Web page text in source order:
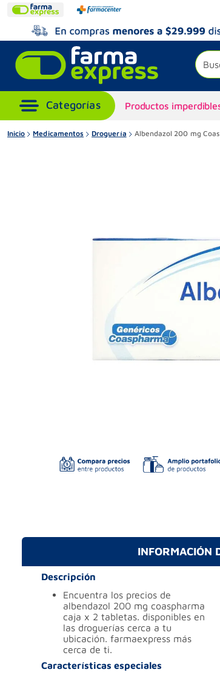
Productos
Inicio Medicamentos Droguería Albendazol 200 mg
INFORMACIÓN
Descripción
encuentra los precios de
albendazol 200 mg coaspharma
caja x 2 tabletas. disponibles en
las droguerías cerca a tu
ubicación. farmaexpress más
cerca de ti.
Características especiales